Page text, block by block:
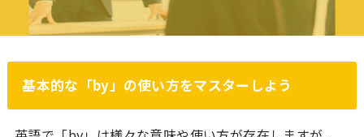
基本的な「by」の使い方をマスターしよう